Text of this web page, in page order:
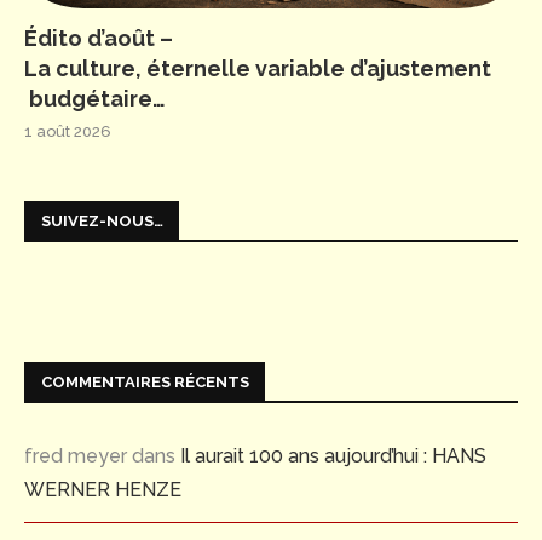
Édito d’août –
La culture, éternelle variable d’ajustement
budgétaire…
1 août 2026
SUIVEZ-NOUS…
COMMENTAIRES RÉCENTS
fred meyer dans Il aurait 100 ans aujourd’hui : HANS
WERNER HENZE